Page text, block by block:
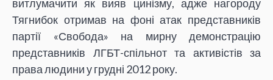
витлумачити як вияв цинізму, адже нагороду
Тягнибок отримав на фоні атак представників
партії «Свобода» на мирну демонстрацію
представників ЛГБТ-спільнот та активістів за
права людини у грудні 2012 року.